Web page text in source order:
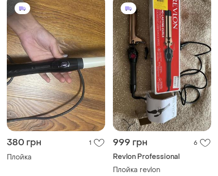
380 грн 1
Плойка
999 грн 6
Revlon Professional
Плойка revlon